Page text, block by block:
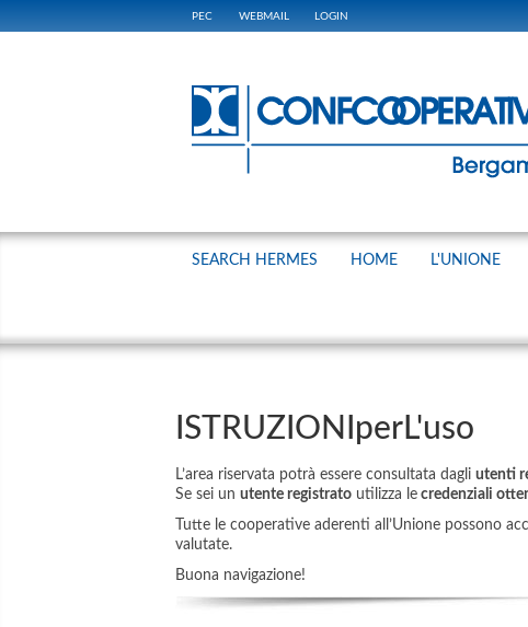
PEC WEBMAIL LOGIN
SEARCH HERMES HOME L'UNIONE
ISTRUZIONIperL'uso
L’area riservata potrà essere consultata dagli utenti
Se sei un utente registrato utilizza le credenziali
Tutte le cooperative aderenti all’Unione possono
valutate.
Buona navigazione!